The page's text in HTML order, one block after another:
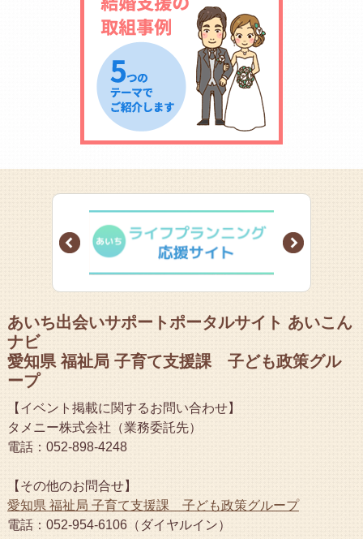
Prev Next
あいち出会いサポートポータルサイト あいこん
ナビ
愛知県 福祉局 子育て支援課 子ども政策グル
ープ
【イベント掲載に関するお問い合わせ】
タメニー株式会社（業務委託先）
電話：052-898-4248
【その他のお問合せ】
愛知県 福祉局 子育て支援課 子ども政策グループ
電話：052-954-6106（ダイヤルイン）